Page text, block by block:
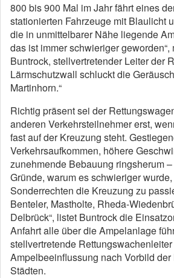
800 bis 900 Mal im Jahr fährt eines
stationierten Fahrzeuge mit Blaulicht
die in unmittelbarer Nähe liegende
das ist immer schwieriger geworden“,
Buntrock, stellvertretender Leiter der
Lärmschutzwall schluckt die
Martinhorn.“
Richtig präsent sei der
anderen Verkehrsteilnehmer erst,
fast auf der Kreuzung steht.
Verkehrsaufkommen, höhere
zunehmende Bebauung ringsherum
Gründe, warum es schwieriger
Sonderrechten die Kreuzung zu
Benteler, Mastholte, Rheda-
Delbrück“, listet Buntrock die
Anfahrt alle über die Ampelanlage
stellvertretende
Ampelbeeinflussung nach Vorbild
Städten.